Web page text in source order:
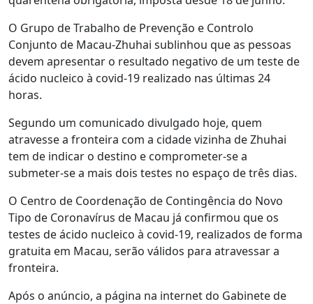
O Grupo de Trabalho de Prevenção e Controlo
Conjunto de Macau-Zhuhai sublinhou que as pessoas
devem apresentar o resultado negativo de um teste de
ácido nucleico à covid-19 realizado nas últimas 24
horas.
Segundo um comunicado divulgado hoje, quem
atravesse a fronteira com a cidade vizinha de Zhuhai
tem de indicar o destino e comprometer-se a
submeter-se a mais dois testes no espaço de três dias.
O Centro de Coordenação de Contingência do Novo
Tipo de Coronavírus de Macau já confirmou que os
testes de ácido nucleico à covid-19, realizados de forma
gratuita em Macau, serão válidos para atravessar a
fronteira.
Após o anúncio, a página na internet do Gabinete de